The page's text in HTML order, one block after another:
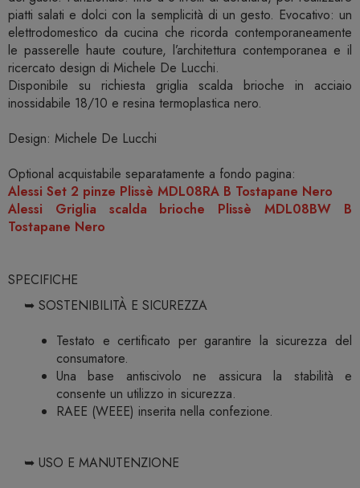
piatti salati e dolci con la semplicità di un gesto. Evocativo: un
elettrodomestico da cucina che ricorda contemporaneamente
le passerelle haute couture, l’architettura contemporanea e il
ricercato design di Michele De Lucchi.
Disponibile su richiesta griglia scalda brioche in acciaio
inossidabile 18/10 e resina termoplastica nero.
Design: Michele De Lucchi
Optional acquistabile separatamente a fondo pagina:
Alessi Set 2 pinze Plissè MDL08RA B Tostapane Nero
Alessi Griglia scalda brioche Plissè MDL08BW B
Tostapane Nero
SPECIFICHE
➥ SOSTENIBILITÀ E SICUREZZA
Testato e certificato per garantire la sicurezza del
consumatore.
Una base antiscivolo ne assicura la stabilità e
consente un utilizzo in sicurezza.
RAEE (WEEE) inserita nella confezione.
➥ USO E MANUTENZIONE